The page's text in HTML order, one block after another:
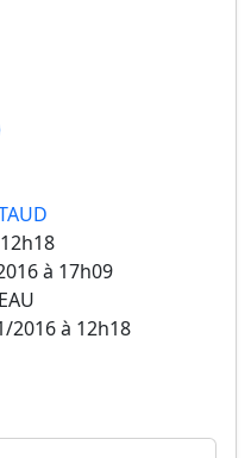
à 17h09
2016 à 12h18